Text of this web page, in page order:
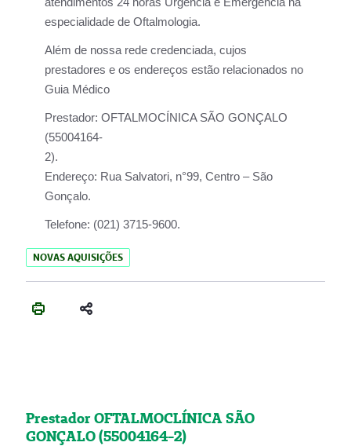
especialidade de Oftalmologia.
Além de nossa rede credenciada, cujos
prestadores e os endereços estão relacionados no
Guia Médico
Prestador: OFTALMOCÍNICA SÃO GONÇALO
(55004164-
2).
Endereço: Rua Salvatori, n°99, Centro – São
Gonçalo.
Telefone: (021) 3715-9600.
NOVAS AQUISIÇÕES
Prestador OFTALMOCLÍNICA SÃO
GONÇALO (55004164-2)